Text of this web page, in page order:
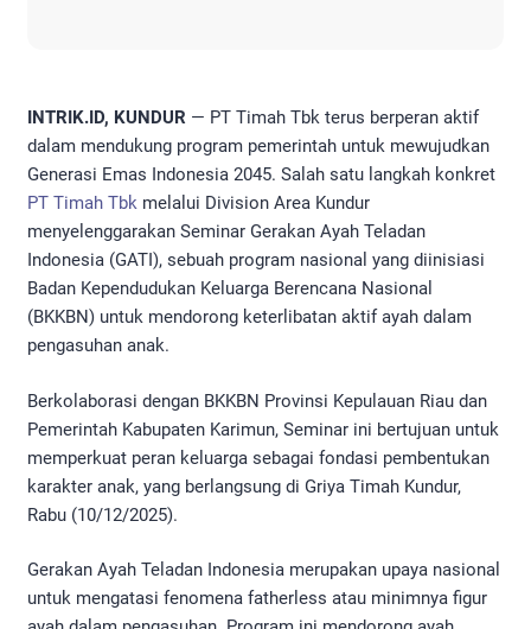
INTRIK.ID, KUNDUR — PT Timah Tbk terus berperan aktif
dalam mendukung program pemerintah untuk mewujudkan
Generasi Emas Indonesia 2045. Salah satu langkah konkret
PT Timah Tbk melalui Division Area Kundur
menyelenggarakan Seminar Gerakan Ayah Teladan
Indonesia (GATI), sebuah program nasional yang diinisiasi
Badan Kependudukan Keluarga Berencana Nasional
(BKKBN) untuk mendorong keterlibatan aktif ayah dalam
pengasuhan anak.
Berkolaborasi dengan BKKBN Provinsi Kepulauan Riau dan
Pemerintah Kabupaten Karimun, Seminar ini bertujuan untuk
memperkuat peran keluarga sebagai fondasi pembentukan
karakter anak, yang berlangsung di Griya Timah Kundur,
Rabu (10/12/2025).
Gerakan Ayah Teladan Indonesia merupakan upaya nasional
untuk mengatasi fenomena fatherless atau minimnya figur